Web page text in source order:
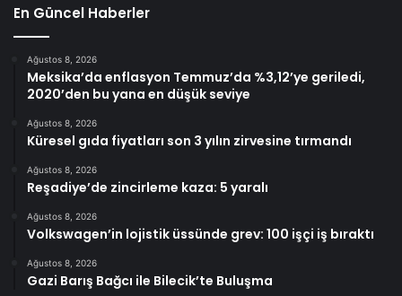
En Güncel Haberler
Ağustos 8, 2026
Meksika’da enflasyon Temmuz’da %3,12’ye geriledi,
2020’den bu yana en düşük seviye
Ağustos 8, 2026
Küresel gıda fiyatları son 3 yılın zirvesine tırmandı
Ağustos 8, 2026
Reşadiye’de zincirleme kaza: 5 yaralı
Ağustos 8, 2026
Volkswagen’in lojistik üssünde grev: 100 işçi iş bıraktı
Ağustos 8, 2026
Gazi Barış Bağcı ile Bilecik’te Buluşma